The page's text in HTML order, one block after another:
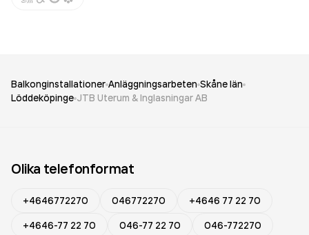
Balkonginstallationer Anläggningsarbeten Skåne län
Löddeköpinge JTB Uterum & Inglasningar AB
Olika telefonformat
+4646772270 046772270
+4646 77 22 70
+4646-77 22 70
046-77 22 70
046-772270